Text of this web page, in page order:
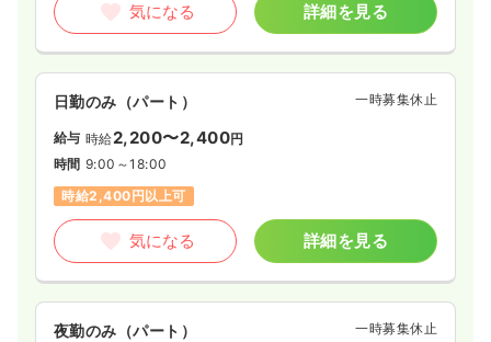
気になる 詳細を見る
日勤のみ（パート） 一時募集休止
給与 時給2,200〜2,400円
時間 9:00～18:00
時給2,400円以上可
気になる 詳細を見る
夜勤のみ（パート） 一時募集休止